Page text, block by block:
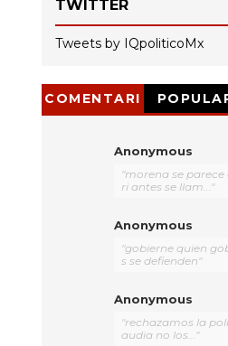
TWITTER
Tweets by IQpoliticoMx
COMENTARI
Anonymous
"morena se
ri antes se llam..."
Anonymous
"gobierne quien
s se defienden"
Anonymous
"rechazamos la
audia no los..."